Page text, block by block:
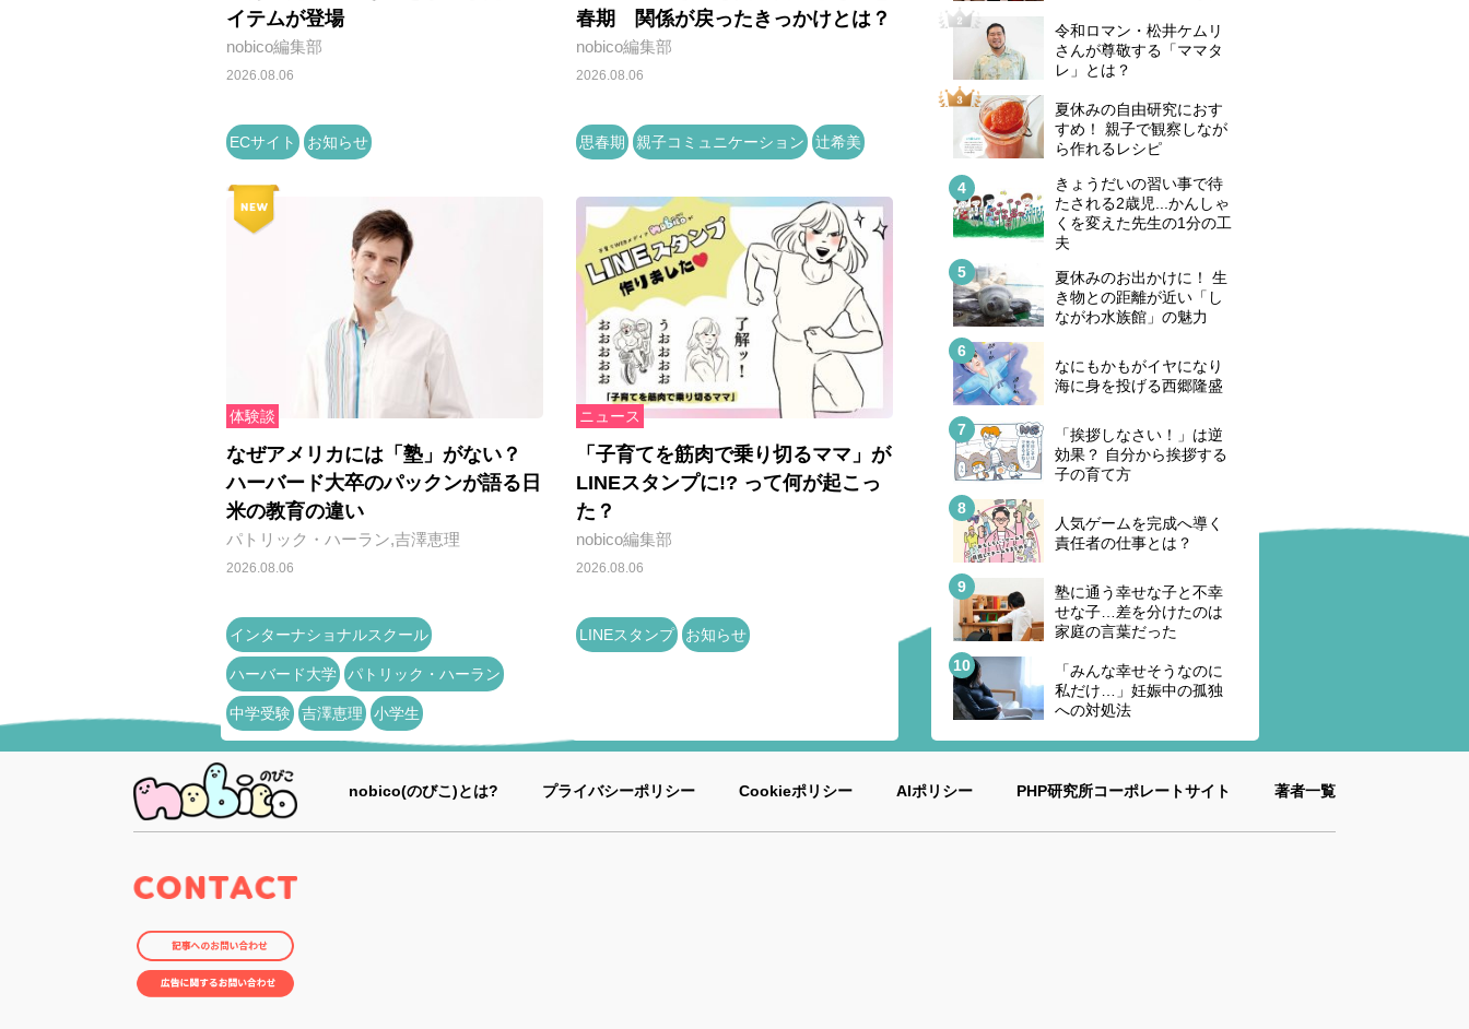
イテムが登場
nobico編集部
2026.08.06
ECサイト お知らせ
春期 関係が戻ったきっかけとは？
nobico編集部
2026.08.06
思春期 親子コミュニケーション 辻希美
体験談
なぜアメリカには「塾」がない？
ハーバード大卒のパックンが語る日
米の教育の違い
パトリック・ハーラン,吉澤恵理
2026.08.06
インターナショナルスクール
ハーバード大学 パトリック・ハーラン
中学受験 吉澤恵理 小学生
ニュース
「子育てを筋肉で乗り切るママ」が
LINEスタンプに!? って何が起こっ
た？
nobico編集部
2026.08.06
LINEスタンプ お知らせ
令和ロマン・松井ケムリ
さんが尊敬する「ママタ
レ」とは？
夏休みの自由研究におす
すめ！ 親子で観察しなが
ら作れるレシピ
きょうだいの習い事で待
たされる2歳児...かんしゃ
くを変えた先生の1分の工
夫
夏休みのお出かけに！ 生
き物との距離が近い「し
ながわ水族館」の魅力
なにもかもがイヤになり
海に身を投げる西郷隆盛
「挨拶しなさい！」は逆
効果？ 自分から挨拶する
子の育て方
人気ゲームを完成へ導く
責任者の仕事とは？
塾に通う幸せな子と不幸
せな子…差を分けたのは
家庭の言葉だった
「みんな幸せそうなのに
私だけ…」妊娠中の孤独
への対処法
nobico(のびこ)とは? プライバシーポリシー Cookieポリシー AIポリシー PHP研究所コーポレートサイト 著者一覧